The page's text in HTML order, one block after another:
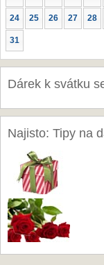
24 25 26 27 28
31
Dárek k svátku
Najisto: Tipy na